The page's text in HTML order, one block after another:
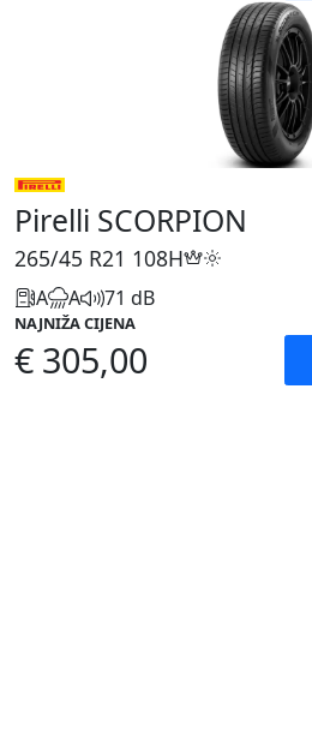
Pirelli SCORPION
265/45 R21 108H
A A 71 dB
NAJNIŽA CIJENA
€ 305,00